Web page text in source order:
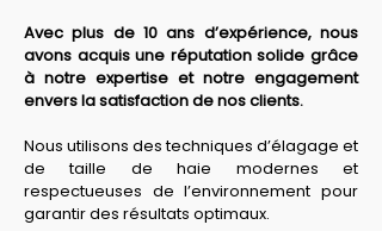
Avec plus de 10 ans d’expérience, nous
avons acquis une réputation solide grâce
à notre expertise et notre engagement
envers la satisfaction de nos clients.
Nous utilisons des techniques d’élagage et
de taille de haie modernes et
respectueuses de l’environnement pour
garantir des résultats optimaux.